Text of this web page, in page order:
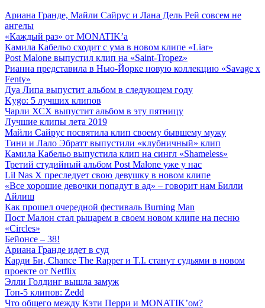
Ариана Гранде, Майли Сайрус и Лана Дель Рей совсем не
ангелы
«Каждый раз» от MONATIK’а
Камила Кабельо сходит с ума в новом клипе «Liar»
Post Malone выпустил клип на «Saint-Tropez»
Рианна представила в Нью-Йорке новую коллекцию «Savage x
Fenty»
Дуа Липа выпустит альбом в следующем году
Kygo: 5 лучших клипов
Чарли ХСХ выпустит альбом в эту пятницу
Лучшие клипы лета 2019
Майли Сайрус посвятила клип своему бывшему мужу
Тини и Лало Эбратт выпустили «клубничный» клип
Камила Кабельо выпустила клип на сингл «Shameless»
Третий студийный альбом Post Malone уже у нас
Lil Nas X преследует свою девушку в новом клипе
«Все хорошие девочки попадут в ад» – говорит нам Билли
Айлиш
Как прошел очередной фестиваль Burning Man
Пост Малон стал рыцарем в своем новом клипе на песню
«Circles»
Бейонсе – 38!
Ариана Гранде идет в суд
Карди Би, Chance The Rapper и T.I. станут судьями в новом
проекте от Netflix
Элли Голдинг вышла замуж
Топ-5 клипов: Zedd
Что общего между Кэти Перри и MONATIK’ом?